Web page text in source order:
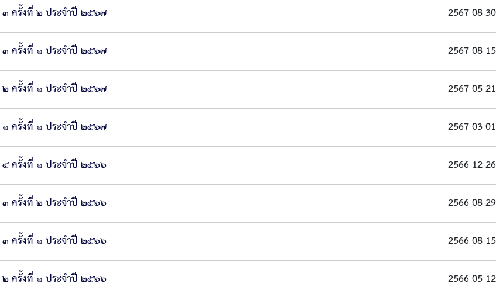
๓ ครั้งที่ ๒ ประจำปี ๒๕๖๗
2567-08-30
๓ ครั้งที่ ๑ ประจำปี ๒๕๖๗
2567-08-15
๒ ครั้งที่ ๑ ประจำปี ๒๕๖๗
2567-05-21
๑ ครั้งที่ ๑ ประจำปี ๒๕๖๗
2567-03-01
๔ ครั้งที่ ๑ ประจำปี ๒๕๖๖
2566-12-26
๓ ครั้งที่ ๒ ประจำปี ๒๕๖๖
2566-08-29
๓ ครั้งที่ ๑ ประจำปี ๒๕๖๖
2566-08-15